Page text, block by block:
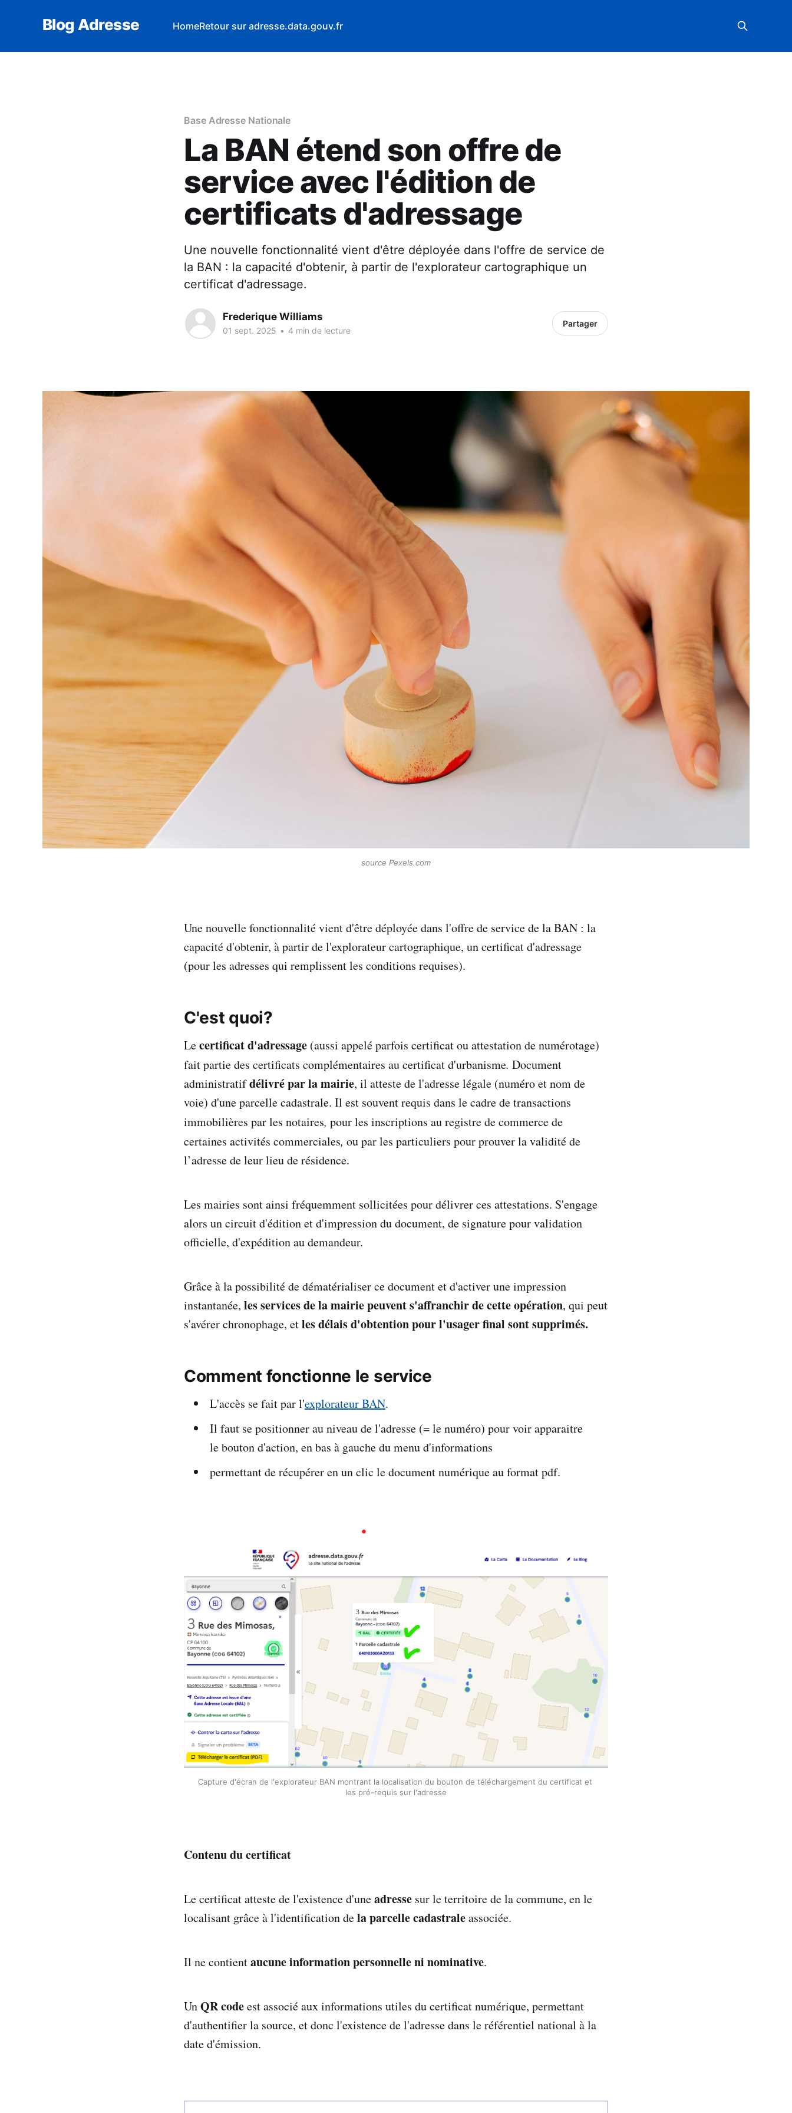
Blog Adresse HomeRetour sur adresse.data.gouv.fr
Base Adresse Nationale
La BAN étend son offre de
service avec l'édition de
certificats d'adressage
Une nouvelle fonctionnalité vient d'être déployée dans l'offre de service de
la BAN : la capacité d'obtenir, à partir de l'explorateur cartographique un
certificat d'adressage.
Frederique Williams
01 sept. 2025 • 4 min de lecture
Partager
source Pexels.com
Une nouvelle fonctionnalité vient d'être déployée dans l'offre de service de la BAN : la
capacité d'obtenir, à partir de l'explorateur cartographique, un certificat d'adressage
(pour les adresses qui remplissent les conditions requises).
C'est quoi?
Lecertificat d'adressage (aussi appelé parfois certificat ou attestation de numérotage)
fait partie des certificats complémentaires au certificat d'urbanisme. Document
administratifdélivré par la mairie, il atteste de l'adresse légale (numéro et nom de
voie) d'une parcelle cadastrale. Il est souvent requis dans le cadre de transactions
immobilières par les notaires, pour les inscriptions au registre de commerce de
certaines activités commerciales, ou par les particuliers pour prouver la validité de
l’adresse de leur lieu de résidence.
Les mairies sont ainsi fréquemment sollicitées pour délivrer ces attestations. S'engage
alors un circuit d'édition et d'impression du document, de signature pour validation
officielle, d'expédition au demandeur.
Grâce à la possibilité de dématérialiser ce document et d'activer une impression
instantanée, les services de la mairie peuvent s'affranchir de cette opération, qui peut
s'avérer chronophage, etles délais d'obtention pour l'usager final sont supprimés.
Comment fonctionne le service
L'accès se fait par l'explorateur BAN.
Il faut se positionner au niveau de l'adresse (= le numéro) pour voir apparaitre
le bouton d'action, en bas à gauche du menu d'informations
permettant de récupérer en un clic le document numérique au format pdf.
Capture d'écran de l'explorateur BAN montrant la localisation du bouton de téléchargement du certificat et
les pré-requis sur l'adresse
Contenu du certificat
Le certificat atteste de l'existence d'uneadresse sur le territoire de la commune, en le
localisant grâce à l'identification dela parcelle cadastraleassociée.
Il ne contientaucune information personnelle ni nominative.
UnQR codeest associé aux informations utiles du certificat numérique, permettant
d'authentifier la source, et donc l'existence de l'adresse dans le référentiel national à la
date d'émission.